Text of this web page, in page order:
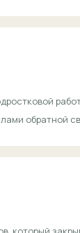
обратной